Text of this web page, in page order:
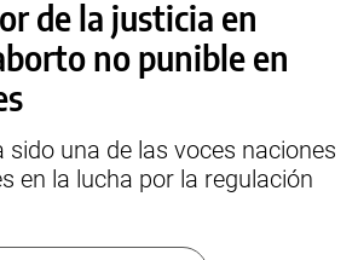
de la justicia en
no punible en
sido una de las voces naciones
en la lucha por la regulación